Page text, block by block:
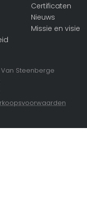
Certificaten
Nieuws
Missie en visie
Steenberge